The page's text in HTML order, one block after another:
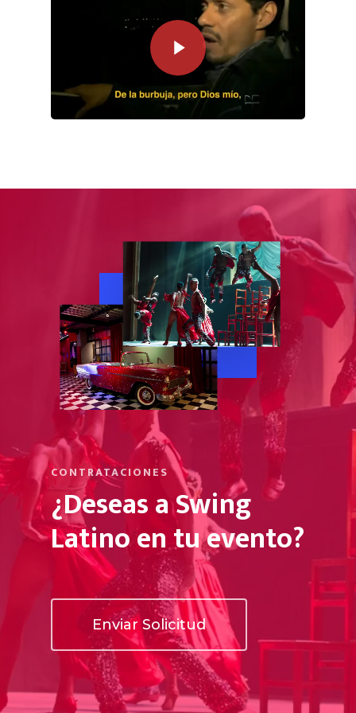
CONTRATACIONES
¿Deseas a Swing
Latino en tu evento?
Enviar Solicitud